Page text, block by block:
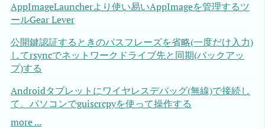
AppImageLauncherより使い易いAppImageを管理するツ
ールGear Lever
公開鍵認証するときのパスフレーズを省略(一度だけ入力)
してrsyncでネットワークドライブ先と同期(バックアッ
プ)する
Androidタブレットにワイヤレスデバッグ(無線)で接続し
て、パソコンでguiscrcpyを使って操作する
more ...